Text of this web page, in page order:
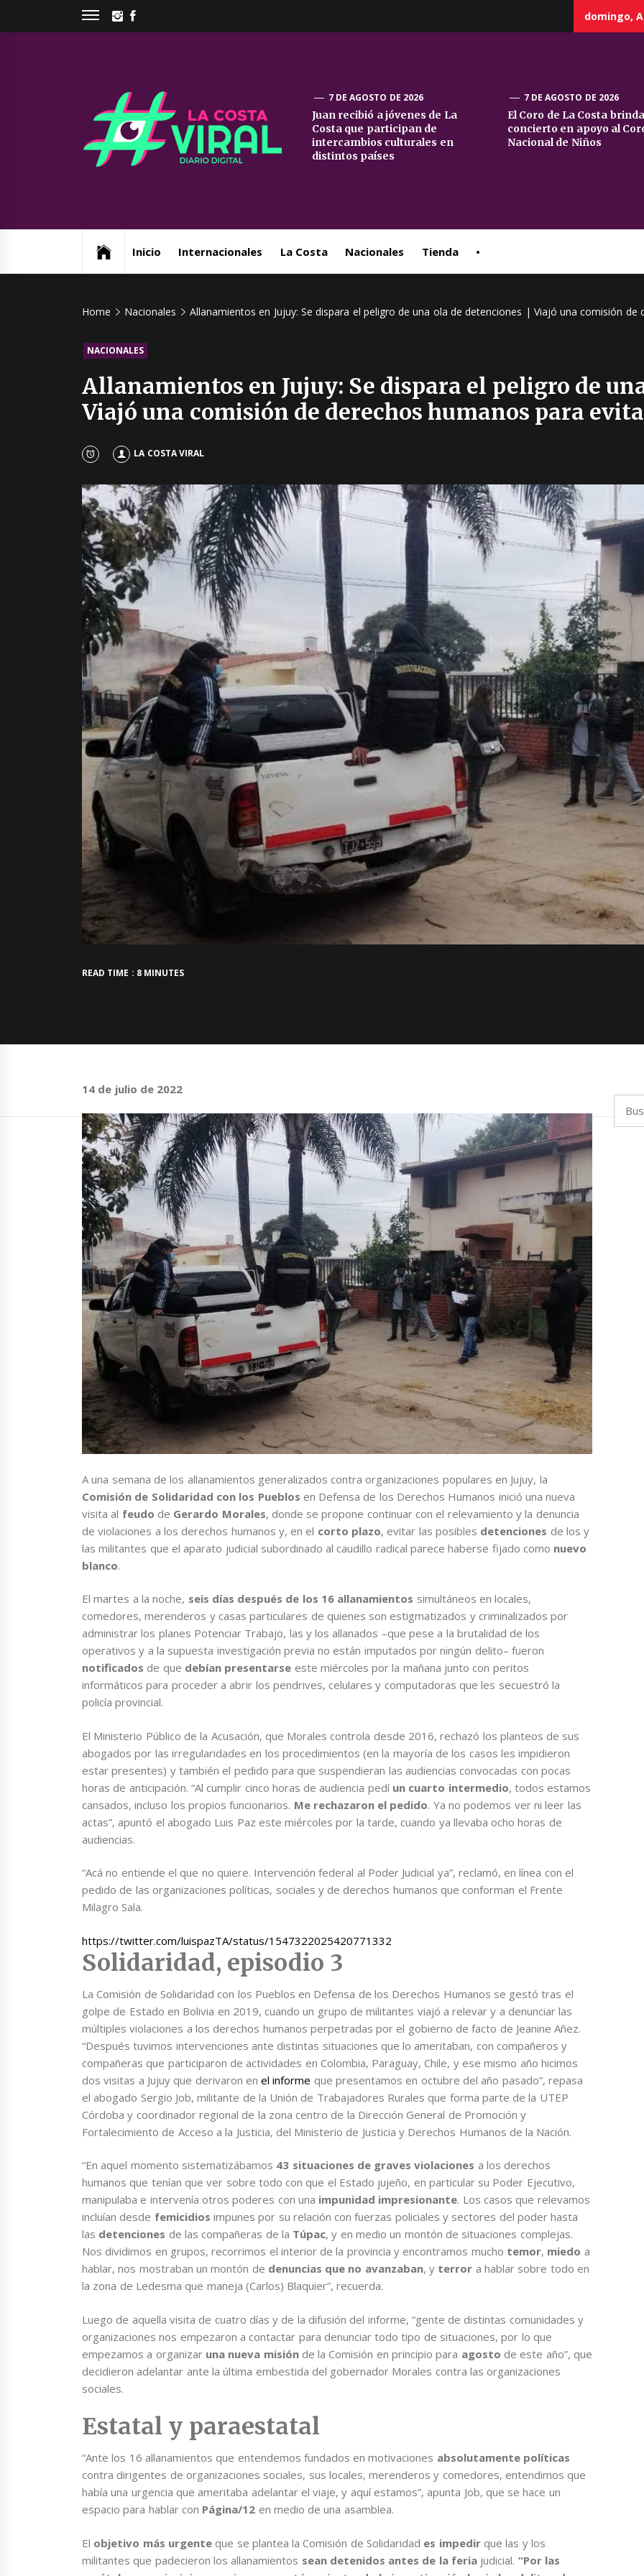
INSTAGRAM
domingo,
La
Costa
7 DE AGOSTO DE 2026
Juan recibió a jóvenes de La
Costa que participan de
intercambios culturales en
distintos países
7 DE AGOSTO DE 2026
El Coro de La Costa
concierto en apoyo al
Nacional de Niños
Inicio Internacionales La Costa Nacionales Tienda •
Home Nacionales Allanamientos en Jujuy: Se dispara el peligro de una ola de detenciones | Viajó una comisión
NACIONALES
Allanamientos en Jujuy: Se dispara el peligro de
Viajó una comisión de derechos humanos para
LA COSTA VIRAL
READ TIME : 8 MINUTES
14 de julio de 2022
A una semana de los allanamientos generalizados contra organizaciones populares en Jujuy, la
Comisión de Solidaridad con los Pueblos en Defensa de los Derechos Humanos inició una nueva
visita al feudo de Gerardo Morales, donde se propone continuar con el relevamiento y la denuncia
de violaciones a los derechos humanos y, en el corto plazo, evitar las posibles detenciones de los y
las militantes que el aparato judicial subordinado al caudillo radical parece haberse fijado como nuevo
blanco.
El martes a la noche, seis días después de los 16 allanamientos simultáneos en locales,
comedores, merenderos y casas particulares de quienes son estigmatizados y criminalizados por
administrar los planes Potenciar Trabajo, las y los allanados –que pese a la brutalidad de los
operativos y a la supuesta investigación previa no están imputados por ningún delito– fueron
notificados de que debían presentarse este miércoles por la mañana junto con peritos
informáticos para proceder a abrir los pendrives, celulares y computadoras que les secuestró la
policía provincial.
El Ministerio Público de la Acusación, que Morales controla desde 2016, rechazó los planteos de sus
abogados por las irregularidades en los procedimientos (en la mayoría de los casos les impidieron
estar presentes) y también el pedido para que suspendieran las audiencias convocadas con pocas
horas de anticipación. “Al cumplir cinco horas de audiencia pedí un cuarto intermedio, todos estamos
cansados, incluso los propios funcionarios. Me rechazaron el pedido. Ya no podemos ver ni leer las
actas”, apuntó el abogado Luis Paz este miércoles por la tarde, cuando ya llevaba ocho horas de
audiencias.
“Acá no entiende el que no quiere. Intervención federal al Poder Judicial ya”, reclamó, en línea con el
pedido de las organizaciones políticas, sociales y de derechos humanos que conforman el Frente
Milagro Sala.
https://twitter.com/luispazTA/status/1547322025420771332
Solidaridad, episodio 3
La Comisión de Solidaridad con los Pueblos en Defensa de los Derechos Humanos se gestó tras el
golpe de Estado en Bolivia en 2019, cuando un grupo de militantes viajó a relevar y a denunciar las
múltiples violaciones a los derechos humanos perpetradas por el gobierno de facto de Jeanine Añez.
“Después tuvimos intervenciones ante distintas situaciones que lo ameritaban, con compañeros y
compañeras que participaron de actividades en Colombia, Paraguay, Chile, y ese mismo año hicimos
dos visitas a Jujuy que derivaron enel informe que presentamos en octubre del año pasado”, repasa
el abogado Sergio Job, militante de la Unión de Trabajadores Rurales que forma parte de la UTEP
Córdoba y coordinador regional de la zona centro de la Dirección General de Promoción y
Fortalecimiento de Acceso a la Justicia, del Ministerio de Justicia y Derechos Humanos de la Nación.
“En aquel momento sistematizábamos 43 situaciones de graves violaciones a los derechos
humanos que tenían que ver sobre todo con que el Estado jujeño, en particular su Poder Ejecutivo,
manipulaba e intervenía otros poderes con una impunidad impresionante. Los casos que relevamos
incluían desde femicidios impunes por su relación con fuerzas policiales y sectores del poder hasta
las detenciones de las compañeras de la Túpac, y en medio un montón de situaciones complejas.
Nos dividimos en grupos, recorrimos el interior de la provincia y encontramos mucho temor, miedo a
hablar, nos mostraban un montón de denuncias que no avanzaban, y terror a hablar sobre todo en
la zona de Ledesma que maneja (Carlos) Blaquier”, recuerda.
Luego de aquella visita de cuatro días y de la difusión del informe, “gente de distintas comunidades y
organizaciones nos empezaron a contactar para denunciar todo tipo de situaciones, por lo que
empezamos a organizar una nueva misiónde la Comisión en principio para agosto de este año”, que
decidieron adelantar ante la última embestida del gobernador Morales contra las organizaciones
sociales.
Estatal y paraestatal
“Ante los 16 allanamientos que entendemos fundados en motivaciones absolutamente políticas
contra dirigentes de organizaciones sociales, sus locales, merenderos y comedores, entendimos que
había una urgencia que ameritaba adelantar el viaje, y aquí estamos”, apunta Job, que se hace un
espacio para hablar con Página/12 en medio de una asamblea.
El objetivo más urgenteque se plantea la Comisión de Solidaridad es impedir que las y los
militantes que padecieron los allanamientos sean detenidos antes de la feria judicial. “Por las